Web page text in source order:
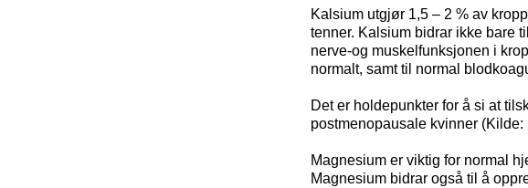
Kalsium utgjør 1,5 – 2 % av
tenner. Kalsium bidrar ikke bare
nerve-og muskelfunksjonen i
normalt, samt til normal
Det er holdepunkter for å si at
postmenopausale kvinner
Magnesium er viktig for normal
Magnesium bidrar også til å